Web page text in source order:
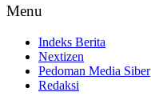
Menu
Indeks Berita
Nextizen
Pedoman Media Siber
Redaksi